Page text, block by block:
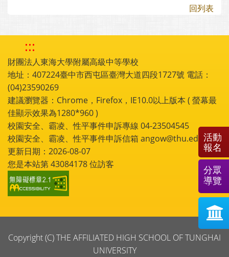
回列表
:::
財團法人東海大學附屬高級中等學校
地址：407224臺中市西屯區臺灣大道四段1727號 電話：
(04)23590269
建議瀏覽器：Chrome，Firefox，IE10.0以上版本 ( 螢幕最
佳顯示效果為1280*960 )
校園安全、霸凌、性平事件申訴專線 04-23504545
校園安全、霸凌、性平事件申訴信箱 angow@thu.edu.tw
更新日期：2026-08-07
您是本站第43084178位訪客
Copyright (C) THE AFFILIATED HIGH SCHOOL OF TUNGHAI
UNIVERSITY
活動
報名
分眾
導覽